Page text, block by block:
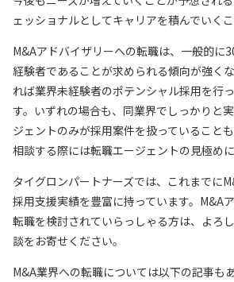
ェッショナルとしてキャリアを積んでいくこ
M&Aアドバイザリーへの転職は、一般的に
経験者であることが求められる傾向が強く
れば業界未経験者のポテンシャル採用を行
す。いずれの場合も、同業界でしっかりと
ジェントのみが採用案件を扱っていることも
相談する際には転職エージェントの見極め
タイグロンパートナーズでは、これまでに
採用支援実績を豊富に持っています。M&A
転職を検討されていらっしゃる方は、よろ
談をお寄せください。
M&A業界への転職については以下の記事も